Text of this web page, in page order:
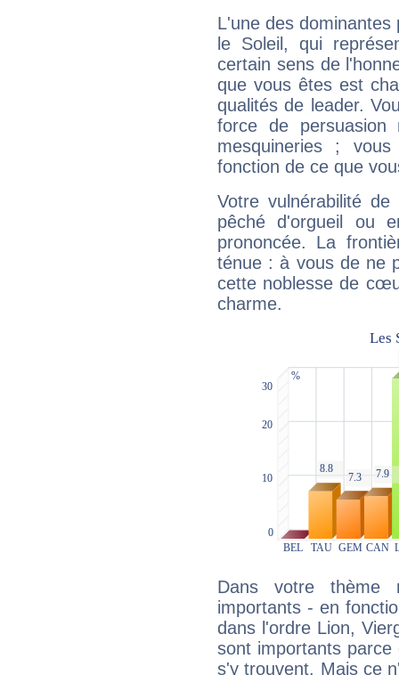
L'une des
le Soleil, qui
certain sens de
que vous êtes est
qualités de leader.
force de
mesquineries ;
fonction de ce que
Votre vulnérabilité
pêché d'orgueil ou
prononcée. La
ténue : à vous de ne
cette noblesse de
charme.
Dans votre thème
importants - en
dans l'ordre Lion,
sont importants parce
s'y trouvent. Mais ce